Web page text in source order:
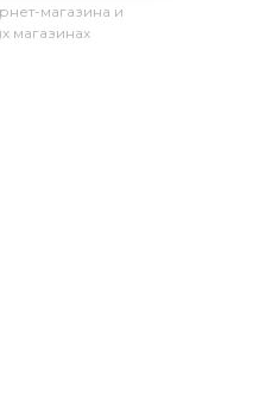
магазина и
магазинах